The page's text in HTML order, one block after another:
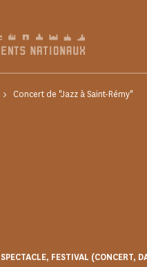
Concert de "Jazz à Saint-Rémy"
SPECTACLE, FESTIVAL (CONCERT,